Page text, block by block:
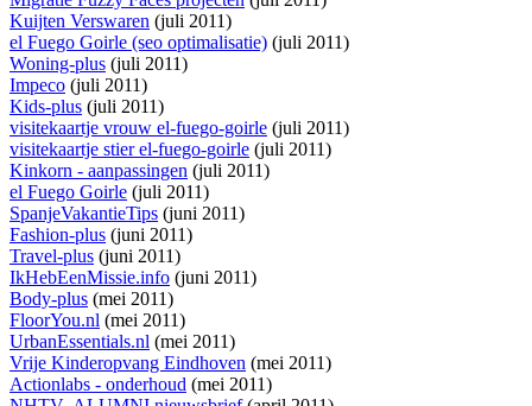
Kuijten Verswaren (juli 2011)
el Fuego Goirle (seo optimalisatie) (juli 2011)
Woning-plus (juli 2011)
Impeco (juli 2011)
Kids-plus (juli 2011)
visitekaartje vrouw el-fuego-goirle (juli 2011)
visitekaartje stier el-fuego-goirle (juli 2011)
Kinkorn - aanpassingen (juli 2011)
el Fuego Goirle (juli 2011)
SpanjeVakantieTips (juni 2011)
Fashion-plus (juni 2011)
Travel-plus (juni 2011)
IkHebEenMissie.info (juni 2011)
Body-plus (mei 2011)
FloorYou.nl (mei 2011)
UrbanEssentials.nl (mei 2011)
Vrije Kinderopvang Eindhoven (mei 2011)
Actionlabs - onderhoud (mei 2011)